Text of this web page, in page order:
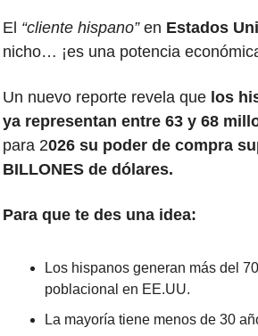
El “cliente hispano” en Estados
nicho… ¡es una potencia
Un nuevo reporte revela que los
ya representan entre 63 y 68
para 2026 su poder de compra
BILLONES de dólares.
Para que te des una idea:
Los hispanos generan más del
poblacional en EE.UU.
La mayoría tiene menos de 30